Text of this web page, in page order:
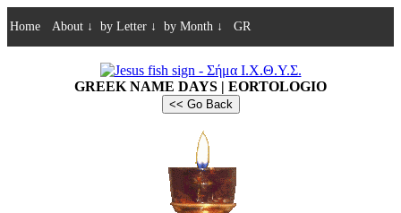
Home About ↓ by Letter ↓ by Month ↓ GR
GREEK NAME DAYS | EORTOLOGIO
<< Go Back